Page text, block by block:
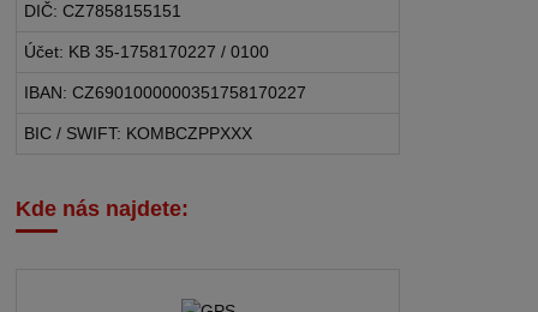
DIČ: CZ7858155151
Účet: KB 35-1758170227 / 0100
IBAN: CZ6901000000351758170227
BIC / SWIFT: KOMBCZPPXXX
Kde nás najdete: